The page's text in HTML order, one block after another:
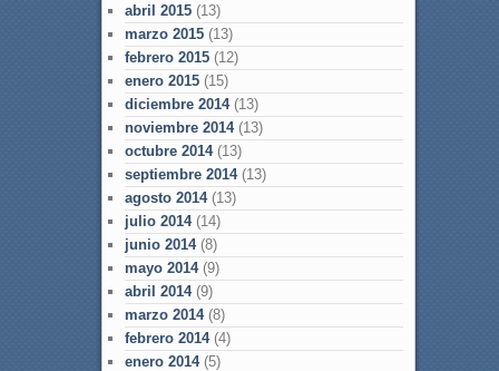
abril 2015(13)
marzo 2015(13)
febrero 2015(12)
enero 2015(15)
diciembre 2014(13)
noviembre 2014(13)
octubre 2014(13)
septiembre 2014(13)
agosto 2014(13)
julio 2014(14)
junio 2014(8)
mayo 2014(9)
abril 2014(9)
marzo 2014(8)
febrero 2014(4)
enero 2014(5)